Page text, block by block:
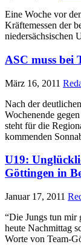
Eine Woche vor
Kräftemessen der
niedersächsischen
ASC muss bei
März 16, 2011
Nach der
Wochenende
steht für die
kommenden
U19:
Göttingen in
Januar 17, 2011
“Die Jungs tun mir
heute Nachmittag
Worte von Team-